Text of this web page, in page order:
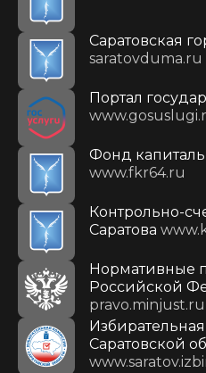
Саратовская
saratovduma.ru
Портал
Фонд
www.fkr64.ru
Контрольно-
Саратова
Нормативные
Российской
pravo.minjust.ru
Саратовской